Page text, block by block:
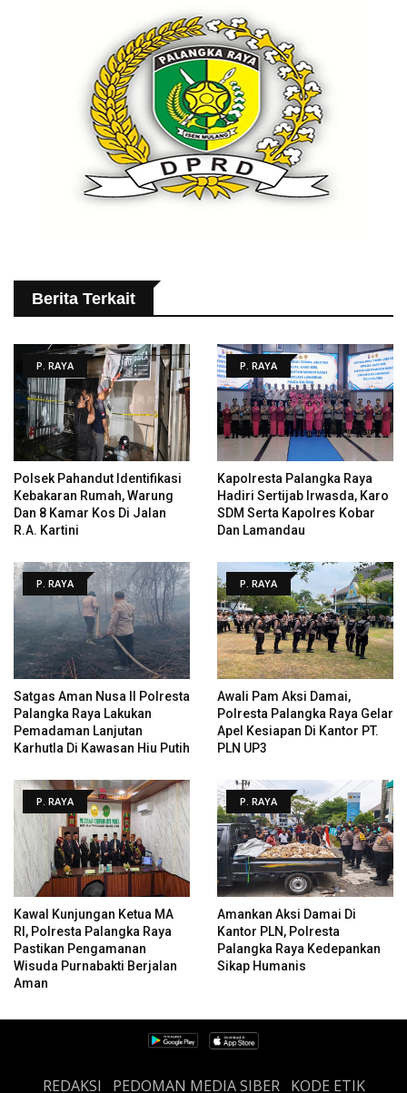
Berita Terkait
P. RAYA
Polsek Pahandut Identifikasi
Kebakaran Rumah, Warung
Dan 8 Kamar Kos Di Jalan
R.A. Kartini
P. RAYA
Kapolresta Palangka Raya
Hadiri Sertijab Irwasda, Karo
SDM Serta Kapolres Kobar
Dan Lamandau
P. RAYA
Satgas Aman Nusa II Polresta
Palangka Raya Lakukan
Pemadaman Lanjutan
Karhutla Di Kawasan Hiu Putih
P. RAYA
Awali Pam Aksi Damai,
Polresta Palangka Raya Gelar
Apel Kesiapan Di Kantor PT.
PLN UP3
P. RAYA
Kawal Kunjungan Ketua MA
RI, Polresta Palangka Raya
Pastikan Pengamanan
Wisuda Purnabakti Berjalan
Aman
P. RAYA
Amankan Aksi Damai Di
Kantor PLN, Polresta
Palangka Raya Kedepankan
Sikap Humanis
REDAKSI PEDOMAN MEDIA SIBER KODE ETIK